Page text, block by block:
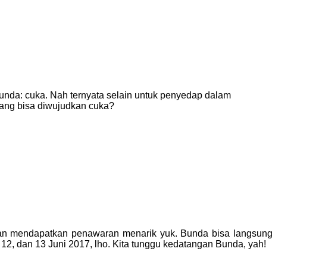
cuka. Nah ternyata selain untuk penyedap dalam
bisa diwujudkan cuka?
mendapatkan penawaran menarik yuk. Bunda bisa langsung
dan 13 Juni 2017, lho. Kita tunggu kedatangan Bunda, yah!